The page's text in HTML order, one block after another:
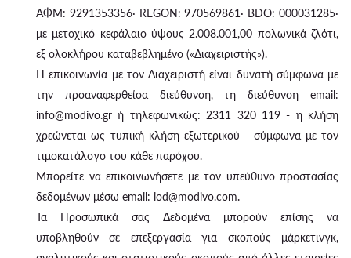
ΑΦΜ: 9291353356· REGON: 970569861· BDO: 000031285·
με μετοχικό κεφάλαιο ύψους 2.008.001,00 πολωνικά ζλότι,
εξ ολοκλήρου καταβεβλημένο («Διαχειριστής»).
Η επικοινωνία με τον Διαχειριστή είναι δυνατή σύμφωνα με
την προαναφερθείσα διεύθυνση, τη διεύθυνση email:
info@modivo.gr ή τηλεφωνικώς: 2311 320 119 - η κλήση
χρεώνεται ως τυπική κλήση εξωτερικού - σύμφωνα με τον
τιμοκατάλογο του κάθε παρόχου.
Μπορείτε να επικοινωνήσετε με τον υπεύθυνο προστασίας
δεδομένων μέσω email: iod@modivo.com.
Τα Προσωπικά σας Δεδομένα μπορούν επίσης να
υποβληθούν σε επεξεργασία για σκοπούς μάρκετινγκ,